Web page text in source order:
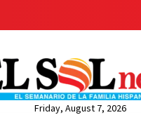
Friday, August 7, 2026